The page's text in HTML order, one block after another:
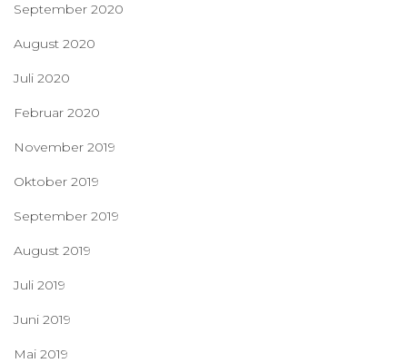
September 2020
August 2020
Juli 2020
Februar 2020
November 2019
Oktober 2019
September 2019
August 2019
Juli 2019
Juni 2019
Mai 2019